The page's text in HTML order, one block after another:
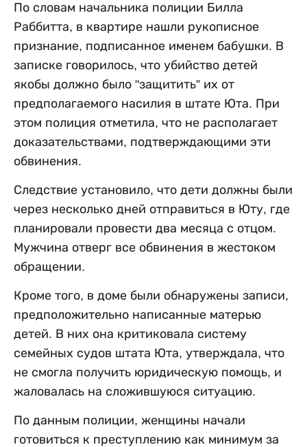
По словам начальника полиции Билла
Раббитта, в квартире нашли рукописное
признание, подписанное именем бабушки. В
записке говорилось, что убийство детей
якобы должно было "защитить” их от
предполагаемого насилия в штате Юта. При
этом полиция отметила, что не располагает
доказательствами, подтверждающими эти
обвинения.
Следствие установило, что дети должны были
через несколько дней отправиться в Юту, где
планировали провести два месяца с отцом.
Мужчина отверг все обвинения в жестоком
обращении.
Кроме того, в доме были обнаружены записи,
предположительно написанные матерью
детей. В них она критиковала систему
семейных судов штата Юта, утверждала, что
не смогла получить юридическую помощь, и
жаловалась на сложившуюся ситуацию.
По данным полиции, женщины начали
готовиться к преступлению как минимум за